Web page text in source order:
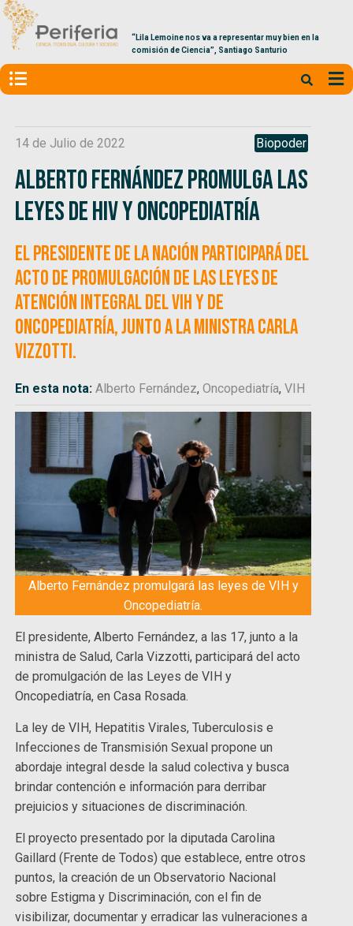
“Lila Lemoine nos va a representar muy bien en la
comisión de Ciencia”, Santiago Santurio
14 de Julio de 2022 Biopoder
Alberto Fernández promulga las
leyes de HIV y Oncopediatría
El presidente de la Nación participará del
acto de promulgación de las Leyes de
atención integral del VIH y de
Oncopediatría, junto a la ministra Carla
Vizzotti.
En esta nota:Alberto Fernández,Oncopediatría,VIH
Alberto Fernández promulgará las leyes de VIH y
Oncopediatría.
El presidente, Alberto Fernández, a las 17, junto a la
ministra de Salud, Carla Vizzotti, participará del acto
de promulgación de las Leyes de VIH y
Oncopediatría, en Casa Rosada.
La ley de VIH, Hepatitis Virales, Tuberculosis e
Infecciones de Transmisión Sexual propone un
abordaje integral desde la salud colectiva y busca
brindar contención e información para derribar
prejuicios y situaciones de discriminación.
El proyecto presentado por la diputada Carolina
Gaillard (Frente de Todos) que establece, entre otros
puntos, la creación de un Observatorio Nacional
sobre Estigma y Discriminación, con el fin de
visibilizar, documentar y erradicar las vulneraciones a